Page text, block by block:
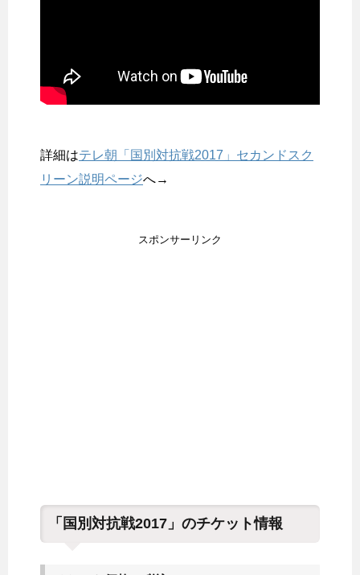
詳細はテレ朝「国別対抗戦2017」セカンドスク
リーン説明ページへ→
スポンサーリンク
「国別対抗戦2017」のチケット情報